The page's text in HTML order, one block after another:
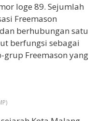
loge 89. Sejumlah
Freemason
berhubungan satu
berfungsi sebagai
Freemason yang